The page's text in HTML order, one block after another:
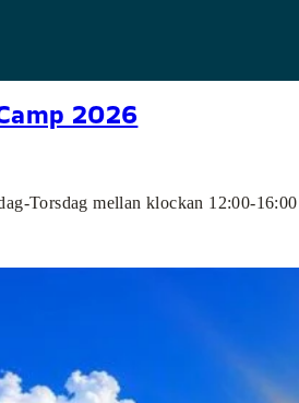
2026
Torsdag mellan klockan 12:00-